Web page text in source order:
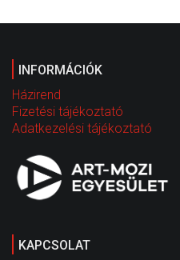
INFORMÁCIÓK
Házirend
Fizetési tájékoztató
Adatkezelési tájékoztató
KAPCSOLAT